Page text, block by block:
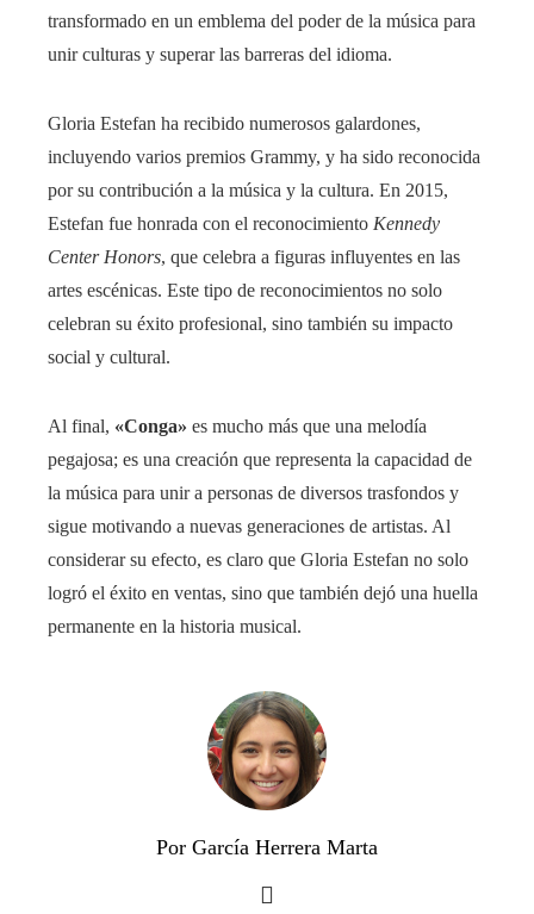
transformado en un emblema del poder de la música para
unir culturas y superar las barreras del idioma.
Gloria Estefan ha recibido numerosos galardones,
incluyendo varios premios Grammy, y ha sido reconocida
por su contribución a la música y la cultura. En 2015,
Estefan fue honrada con el reconocimiento Kennedy
Center Honors, que celebra a figuras influyentes en las
artes escénicas. Este tipo de reconocimientos no solo
celebran su éxito profesional, sino también su impacto
social y cultural.
Al final, «Conga» es mucho más que una melodía
pegajosa; es una creación que representa la capacidad de
la música para unir a personas de diversos trasfondos y
sigue motivando a nuevas generaciones de artistas. Al
considerar su efecto, es claro que Gloria Estefan no solo
logró el éxito en ventas, sino que también dejó una huella
permanente en la historia musical.
Por García Herrera Marta